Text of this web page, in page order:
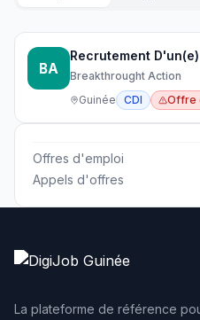
BA
Breakthrought Action
Guinée
CDI Offre
Offres d'emploi
Appels d'offres
La plateforme de référence